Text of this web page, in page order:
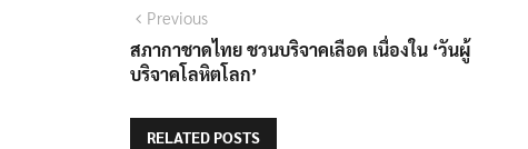
แนะแนว
เรื่อง
PreviousPrevious
post:
สภากาชาดไทย ชวนบริจาคเลือด เนื่องใน ‘วันผู้
บริจาคโลหิตโลก’
RELATED POSTS